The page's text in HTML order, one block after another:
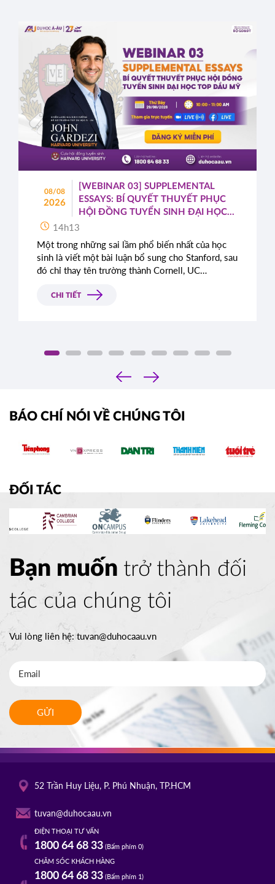
08/08
2026
[WEBINAR 03] SUPPLEMENTAL
ESSAYS: BÍ QUYẾT THUYẾT PHỤC
HỘI ĐỒNG TUYỂN SINH ĐẠI HỌC
TOP ĐẦU MỸ
14h13
Một trong những sai lầm phổ biến nhất của học
sinh là viết một bài luận bổ sung cho Stanford, sau
đó chỉ thay tên trường thành Cornell, UC
CHI TIẾT
‹
›
BÁO CHÍ NÓI VỀ CHÚNG TÔI
ĐỐI TÁC
Bạn muốn trở thành đối
tác của chúng tôi
Vui lòng liên hệ: tuvan@duhocaau.vn
GỬI
52 Trần Huy Liệu, P. Phú Nhuận, TP.HCM
tuvan@duhocaau.vn
ĐIỆN THOẠI TƯ VẤN
1800 64 68 33(Bấm phím 0)
CHĂM SÓC KHÁCH HÀNG
1800 64 68 33(Bấm phím 1)